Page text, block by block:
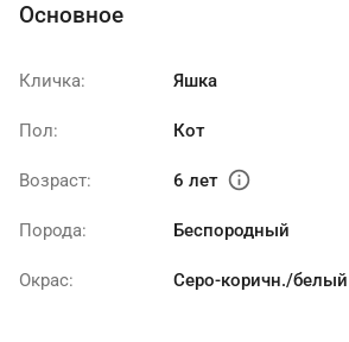
Основное
Кличка: Яшка
Пол: Кот
Возраст: 6 лет info
Порода: Беспородный
Окрас: Серо-коричн./белый